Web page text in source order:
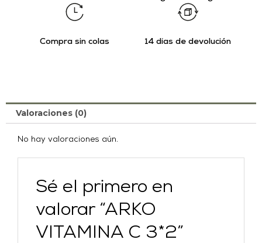
Compra sin colas 14 días de devolución
Valoraciones (0)
No hay valoraciones aún.
Sé el primero en
valorar “ARKO
VITAMINA C 3*2”